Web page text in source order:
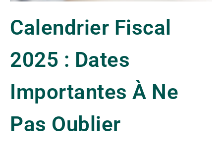
Calendrier Fiscal
2025 : Dates
Importantes À Ne
Pas Oublier